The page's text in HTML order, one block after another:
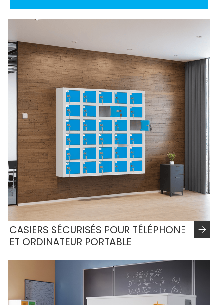
CASIERS SÉCURISÉS POUR TÉLÉPHONE
ET ORDINATEUR PORTABLE